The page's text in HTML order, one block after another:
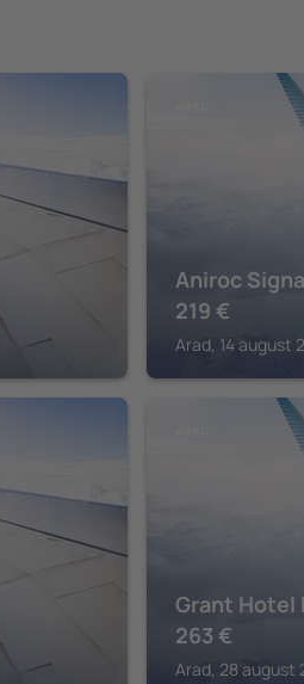
Aniroc
219 €
Arad, 14 august
Grant Hotel
263 €
Arad, 28 august